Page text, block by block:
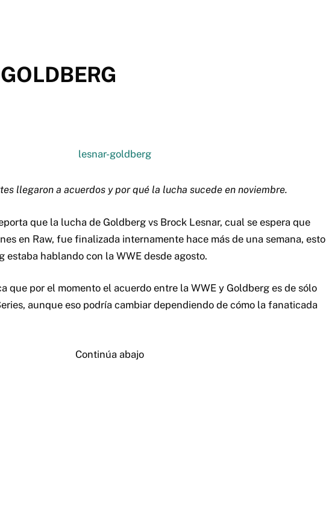
llegaron a acuerdos y por qué la lucha sucede en noviembre.
que la lucha de Goldberg vs Brock Lesnar, cual se espera que
en Raw, fue finalizada internamente hace más de una semana, esto
estaba hablando con la WWE desde agosto.
que por el momento el acuerdo entre la WWE y Goldberg es de sólo
aunque eso podría cambiar dependiendo de cómo la fanaticada
Continúa abajo